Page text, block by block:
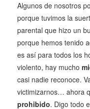
Algunos de nosotros
porque tuvimos la
parental que hizo un
porque hemos tenido
es así para todos los
violento, hay mucho
casi nadie reconoce.
victimizarnos… ahora
prohibido. Digo todo